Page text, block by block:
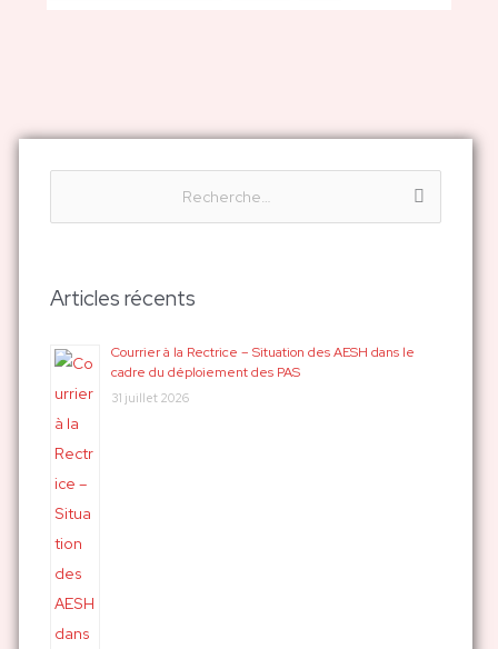
e
h
Articles récents
Courrier à la Rectrice – Situation des AESH dans le
cadre du déploiement des PAS
31 juillet 2026